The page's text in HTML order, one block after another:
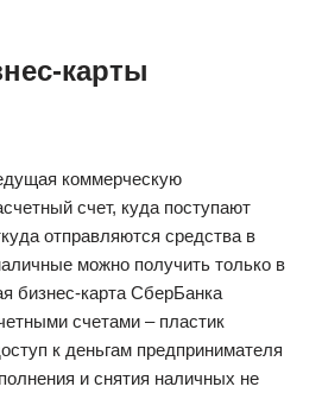
карты
коммерческую
счет, куда поступают
отправляются средства в
можно получить только в
бизнес-карта СберБанка
счетами – пластик
к деньгам предпринимателя
и снятия наличных не